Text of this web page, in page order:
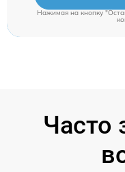
Нажимая на кнопку
Часто